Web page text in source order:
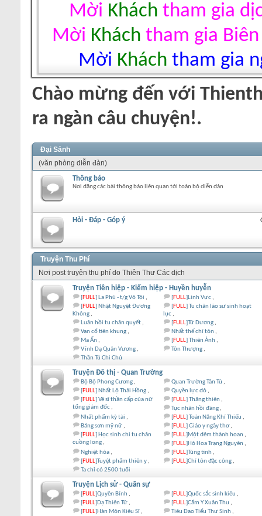
Mời Khách tham gia
Mời Khách tham gia
Mời Khách tham gia
Chào mừng đến với
ra ngàn câu chuyện!.
Đại Sảnh
(văn phòng diễn đàn)
Thông báo
Nơi đăng các bài thông báo liên quan tới toàn bộ diễn đàn
Hỏi - Đáp - Góp ý
Truyện Thu Phí
Nơi post truyện thu phí do Thiên Thư Các dịch
Truyện Tiên hiệp - Kiếm hiệp - Huyền huyễn
[FULL] La Phù - t/g Vô Tội [FULL]Linh Vực
[FULL] Nhật Nguyệt Đương
Không
[FULL] Tu chân lão sư sinh hoạt
lục
Luân hồi tu chân quyết
[FULL]Tử Dương
Vạn cổ tiên khung
Nhất thế chí tôn
Ma Ẩn
[FULL] Thiên Ảnh
Vĩnh Dạ Quân Vương
Tôn Thượng
Thần Tú Chi Chủ
Truyện Đô thị - Quan Trường
Bộ Bộ Phong Cương
Quan Trường Tân Tú
[FULL] Nhất Lộ Thải Hồng
Quyền lực đỏ
[FULL] Vệ sĩ thần cấp của nữ
tổng giám đốc
[FULL] Thăng thiên
Tục nhân hồi đáng
Nhất phẩm kỳ tài
[FULL] Toàn Năng Khí Thiếu
Băng sơn mỹ nữ
[FULL] Giáo y ngây thơ
[FULL] Học sinh chi tu chân
cuồng long
[FULL]Một đêm thành hoan
[FULL]Hộ Hoa Trạng Nguyên
Nghiệt hỏa
[FULL]Túng tình
[FULL]Tuyệt phẩm thiên y [FULL]Chí tôn đặc công
Ta chỉ có 2500 tuổi
Truyện Lịch sử - Quân sự
[FULL]Quyền Bính [FULL]Quốc sắc sinh kiêu
[FULL]Dạ Thiên Tử [FULL]Cẩm Y Xuân Thu
[FULL]Hàn Môn Kiêu Sĩ
Tiêu Dao Tiểu Thư Sinh